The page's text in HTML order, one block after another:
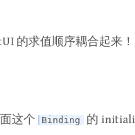
的求值顺序耦合起来！
这个 Binding 的